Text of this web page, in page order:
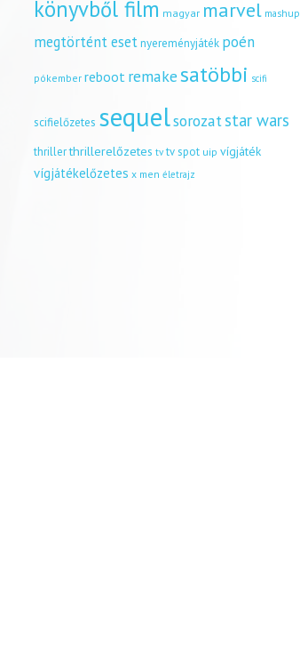
könyvből film magyar marvel mashup
megtörtént esetnyereményjáték poén
pókember reboot remakesatöbbi scifi
scifielőzetes sequelsorozatstar wars
thrillerthrillerelőzetes tv tv spot uip vígjáték
vígjátékelőzetes x men életrajz